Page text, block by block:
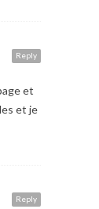
Reply
et
et je
Reply